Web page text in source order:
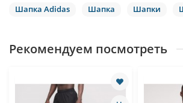
Шапка Adidas Шапка Шапки
Рекомендуем посмотреть